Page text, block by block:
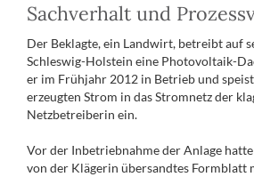
Sachverhalt und
Der Beklagte, ein Landwirt, betreibt auf
Schleswig-Holstein eine Photovoltaik-
er im Frühjahr 2012 in Betrieb und
erzeugten Strom in das Stromnetz der
Netzbetreiberin ein.
Vor der Inbetriebnahme der Anlage
von der Klägerin übersandtes Formblatt